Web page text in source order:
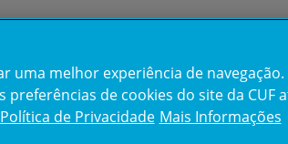
uma melhor experiência de navegação.
de cookies do site da CUF
Política de Privacidade Mais Informações